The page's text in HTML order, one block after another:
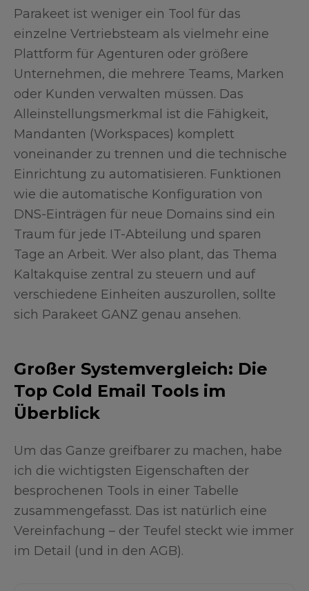
Parakeet ist weniger ein Tool für das
einzelne Vertriebsteam als vielmehr eine
Plattform für Agenturen oder größere
Unternehmen, die mehrere Teams, Marken
oder Kunden verwalten müssen. Das
Alleinstellungsmerkmal ist die Fähigkeit,
Mandanten (Workspaces) komplett
voneinander zu trennen und die technische
Einrichtung zu automatisieren. Funktionen
wie die automatische Konfiguration von
DNS-Einträgen für neue Domains sind ein
Traum für jede IT-Abteilung und sparen
Tage an Arbeit. Wer also plant, das Thema
Kaltakquise zentral zu steuern und auf
verschiedene Einheiten auszurollen, sollte
sich Parakeet GANZ genau ansehen.
Großer Systemvergleich: Die
Top Cold Email Tools im
Überblick
Um das Ganze greifbarer zu machen, habe
ich die wichtigsten Eigenschaften der
besprochenen Tools in einer Tabelle
zusammengefasst. Das ist natürlich eine
Vereinfachung – der Teufel steckt wie immer
im Detail (und in den AGB).